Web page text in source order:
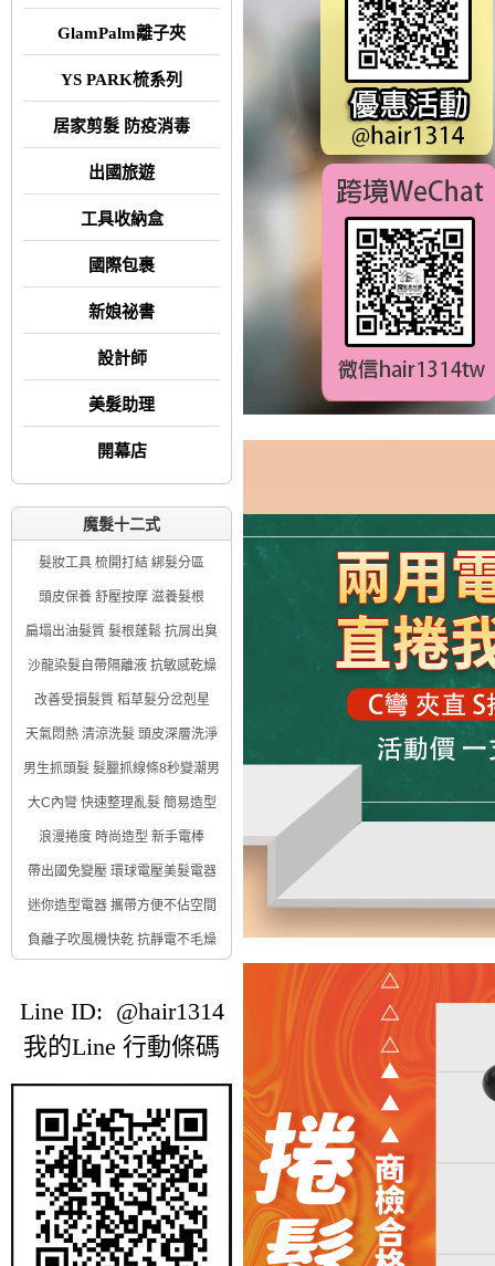
GlamPalm離子夾
YS PARK梳系列
居家剪髮 防疫消毒
出國旅遊
工具收納盒
國際包裹
新娘祕書
設計師
美髮助理
開幕店
魔髮十二式
髮妝工具 梳開打結 綁髮分區
頭皮保養 舒壓按摩 滋養髮根
扁塌出油髮質 髮根蓬鬆 抗屑出臭
沙龍染髮自帶隔離液 抗敏感乾燥
改善受損髮質 稻草髮分岔剋星
天氣悶熱 清涼洗髮 頭皮深層洗淨
男生抓頭髮 髮臘抓線條8秒變潮男
大C內彎 快速整理亂髮 簡易造型
浪漫捲度 時尚造型 新手電棒
帶出國免變壓 環球電壓美髮電器
迷你造型電器 攜帶方便不佔空間
負離子吹風機快乾 抗靜電不毛燥
Line ID: @hair1314
我的Line 行動條碼